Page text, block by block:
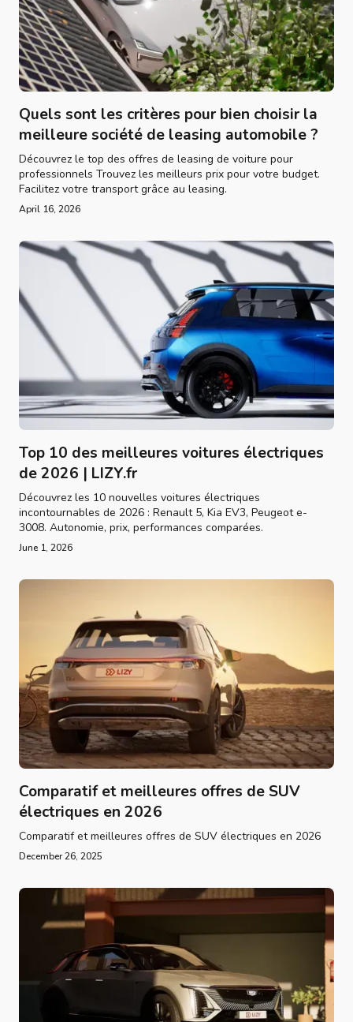
Quels sont les critères pour bien choisir la
meilleure société de leasing automobile ?
Découvrez le top des offres de leasing de voiture pour
professionnels Trouvez les meilleurs prix pour votre budget.
Facilitez votre transport grâce au leasing.
April 16, 2026
Top 10 des meilleures voitures électriques
de 2026 | LIZY.fr
Découvrez les 10 nouvelles voitures électriques
incontournables de 2026 : Renault 5, Kia EV3, Peugeot e-
3008. Autonomie, prix, performances comparées.
June 1, 2026
Comparatif et meilleures offres de SUV
électriques en 2026
Comparatif et meilleures offres de SUV électriques en 2026
December 26, 2025